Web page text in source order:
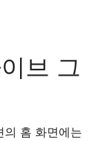
브 그
의 홈 화면에는